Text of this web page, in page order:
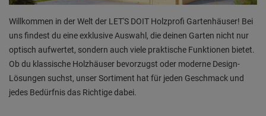
Willkommen in der Welt der LET'S DOIT Holzprofi Gartenhäuser! Bei
uns findest du eine exklusive Auswahl, die deinen Garten nicht nur
optisch aufwertet, sondern auch viele praktische Funktionen bietet.
Ob du klassische Holzhäuser bevorzugst oder moderne Design-
Lösungen suchst, unser Sortiment hat für jeden Geschmack und
jedes Bedürfnis das Richtige dabei.